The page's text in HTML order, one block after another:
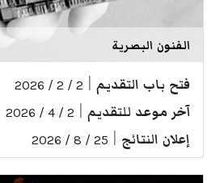
الفنون البصرية
فتح باب التقديم 2 / 2 / 2026
آخر موعد للتقديم 2 / 4 / 2026
إعلان النتائج 25 / 8 / 2026